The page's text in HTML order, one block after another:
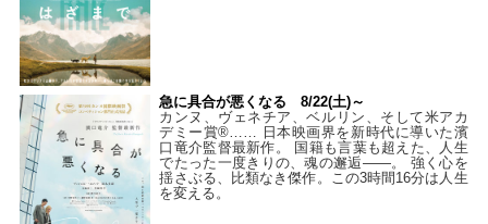
急に具合が悪くなる 8/22(土)～
カンヌ、ヴェネチア、ベルリン、そして米アカ
デミー賞®…… 日本映画界を新時代に導いた濱
口竜介監督最新作。 国籍も言葉も超えた、人生
でたった一度きりの、魂の邂逅――。 強く心を
揺さぶる、比類なき傑作。この3時間16分は人生
を変える。